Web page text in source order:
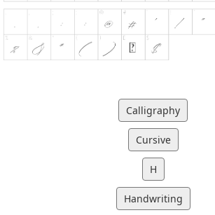
Calligraphy
Cursive
H
Handwriting